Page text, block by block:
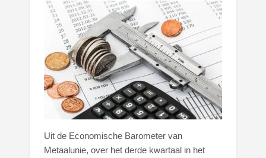
Uit de Economische Barometer van
Metaalunie, over het derde kwartaal in het